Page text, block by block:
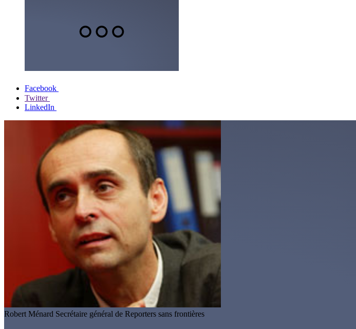
Facebook
Twitter
LinkedIn
Robert Ménard Secrétaire général de Reporters sans frontières